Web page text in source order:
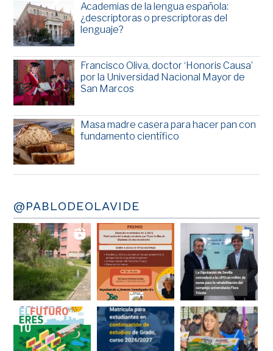
Academias de la lengua española:
¿descriptoras o prescriptoras del
lenguaje?
Francisco Oliva, doctor ‘Honoris Causa’
por la Universidad Nacional Mayor de
San Marcos
Masa madre casera para hacer pan con
fundamento científico
@PABLODEOLAVIDE